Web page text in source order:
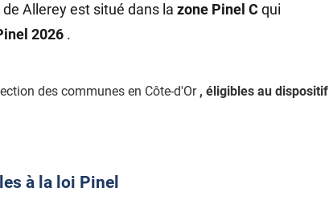
Allerey est situé dans la zone Pinel C qui
2026 .
des communes en Côte-d'Or , éligibles au dispositif
à la loi Pinel